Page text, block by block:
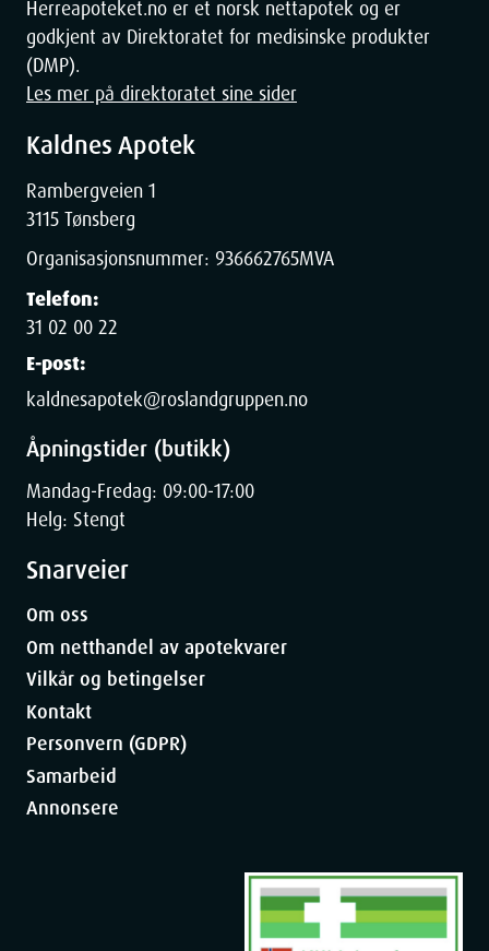
Herreapoteket.no er et norsk nettapotek og er
godkjent av Direktoratet for medisinske produkter
(DMP).
Les mer på direktoratet sine sider
Kaldnes Apotek
Rambergveien 1
3115 Tønsberg
Organisasjonsnummer: 936662765MVA
Telefon:
31 02 00 22
E-post:
kaldnesapotek@roslandgruppen.no
Åpningstider (butikk)
Mandag-Fredag: 09:00-17:00
Helg: Stengt
Snarveier
Om oss
Om netthandel av apotekvarer
Vilkår og betingelser
Kontakt
Personvern (GDPR)
Samarbeid
Annonsere